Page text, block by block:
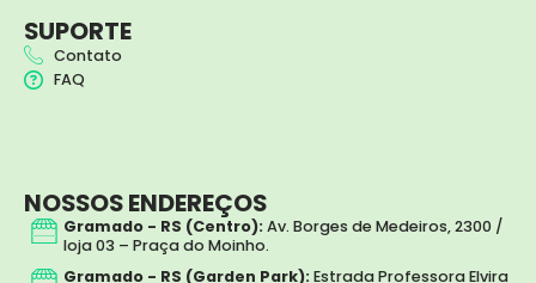
SUPORTE
Contato
FAQ
NOSSOS ENDEREÇOS
Gramado - RS (Centro): Av. Borges de Medeiros, 2300 /
loja 03 – Praça do Moinho.
Gramado - RS (Garden Park): Estrada Professora Elvira